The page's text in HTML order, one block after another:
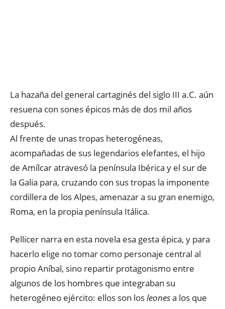
La hazaña del general cartaginés del siglo III a.C. aún
resuena con sones épicos más de dos mil años
después.
Al frente de unas tropas heterogéneas,
acompañadas de sus legendarios elefantes, el hijo
de Amílcar atravesó la península Ibérica y el sur de
la Galia para, cruzando con sus tropas la imponente
cordillera de los Alpes, amenazar a su gran enemigo,
Roma, en la propia península Itálica.
Pellicer narra en esta novela esa gesta épica, y para
hacerlo elige no tomar como personaje central al
propio Aníbal, sino repartir protagonismo entre
algunos de los hombres que integraban su
heterogéneo ejército: ellos son losleonesa los que